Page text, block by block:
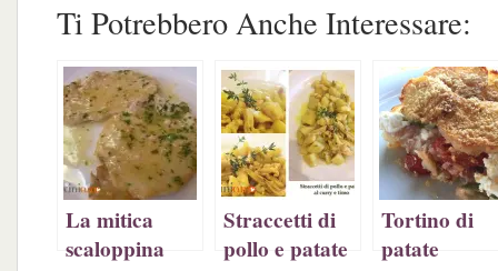
su
Twitter
in
una
nuova
finestra)
Facebook
(Si
una
nuova
finestra)
su
Pinterest
una
nuova
finestra)
(Si
apre
nuova
finestra)
Ti Potrebbero Anche Interessare:
La mitica
scaloppina
Straccetti di
pollo e patate
Tortino di
patate